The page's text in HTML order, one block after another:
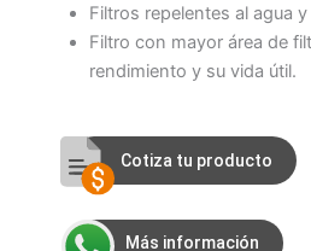
Filtros repelentes al agua
Filtro con mayor área de
rendimiento y su vida útil.
Cotiza tu producto
Más información